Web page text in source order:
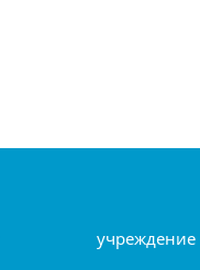
учреждение